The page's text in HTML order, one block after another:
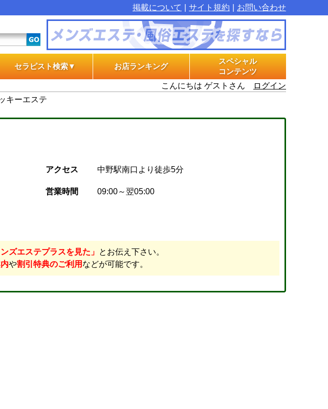
掲載について サイト規約 お問い合わせ
セラピスト検索▼
一般エステ
風俗エステ
お店ランキング
スペシャル
コンテンツ
グラビアプラス
エステ体験漫画
マル秘インタビュー
こんにちは ゲストさん
ログイン
キーエステ
アクセス 中野駅南口より徒歩5分
営業時間 09:00～翌05:00
ンズエステプラスを見た」 とお伝え下さい。
や割引特典のご利用 などが可能です。